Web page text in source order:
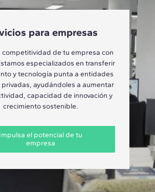
para empresas
competitividad de tu empresa con
especializados en transferir
y tecnología punta a entidades
privadas, ayudándoles a aumentar
capacidad de innovación y
crecimiento sostenible.
Impulsa el potencial de tu
empresa